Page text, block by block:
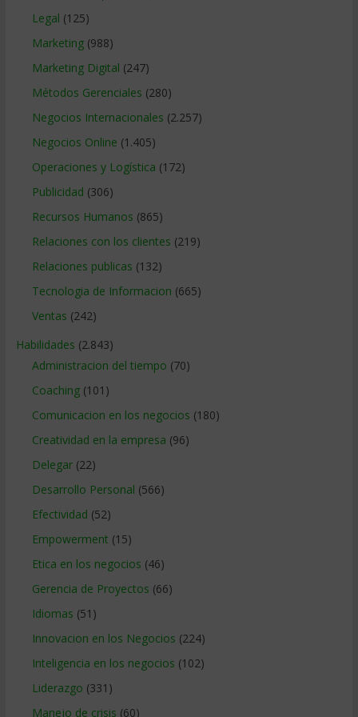
Legal (125)
Marketing(988)
Marketing Digital (247)
Métodos Gerenciales (280)
Negocios Internacionales (2.257)
Negocios Online (1.405)
Operaciones y Logística (172)
Publicidad (306)
Recursos Humanos (865)
Relaciones con los clientes (219)
Relaciones publicas (132)
Tecnologia de Informacion (665)
Ventas (242)
Habilidades (2.843)
Administracion del tiempo (70)
Coaching(101)
Comunicacion en los negocios (180)
Creatividad en la empresa (96)
Delegar(22)
Desarrollo Personal (566)
Efectividad (52)
Empowerment (15)
Etica en los negocios (46)
Gerencia de Proyectos (66)
Idiomas (51)
Innovacion en los Negocios (224)
Inteligencia en los negocios (102)
Liderazgo (331)
Manejo de crisis (60)